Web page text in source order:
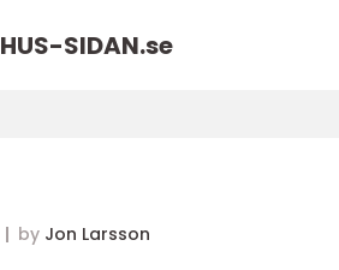
HUS-SIDAN.se
by Jon Larsson